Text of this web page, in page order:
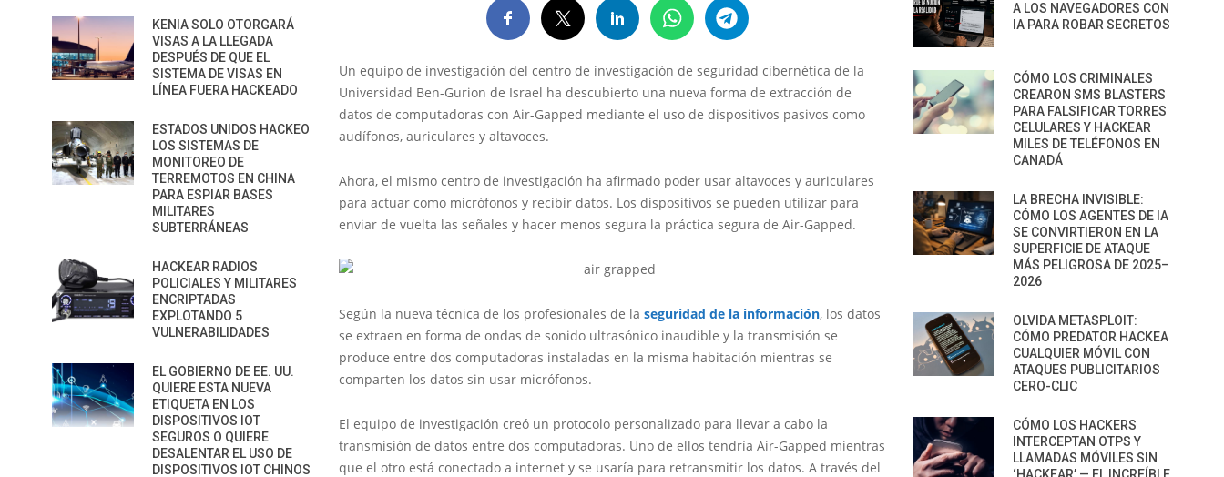
Un equipo de investigación del centro de investigación de seguridad cibernética de la
Universidad Ben-Gurion de Israel ha descubierto una nueva forma de extracción de
datos de computadoras con Air-Gapped mediante el uso de dispositivos pasivos como
audífonos, auriculares y altavoces.
Ahora, el mismo centro de investigación ha afirmado poder usar altavoces y auriculares
para actuar como micrófonos y recibir datos. Los dispositivos se pueden utilizar para
enviar de vuelta las señales y hacer menos segura la práctica segura de Air-Gapped.
Según la nueva técnica de los profesionales de la seguridad de la información, los datos
se extraen en forma de ondas de sonido ultrasónico inaudible y la transmisión se
produce entre dos computadoras instaladas en la misma habitación mientras se
comparten los datos sin usar micrófonos.
El equipo de investigación creó un protocolo personalizado para llevar a cabo la
transmisión de datos entre dos computadoras. Uno de ellos tendría Air-Gapped mientras
que el otro está conectado a internet y se usaría para retransmitir los datos. A través del
KENIA SOLO OTORGARÁ
VISAS A LA LLEGADA
DESPUÉS DE QUE EL
SISTEMA DE VISAS EN
LÍNEA FUERA HACKEADO
ESTADOS UNIDOS HACKEO
LOS SISTEMAS DE
MONITOREO DE
TERREMOTOS EN CHINA
PARA ESPIAR BASES
MILITARES
SUBTERRÁNEAS
HACKEAR RADIOS
POLICIALES Y MILITARES
ENCRIPTADAS
EXPLOTANDO 5
VULNERABILIDADES
EL GOBIERNO DE EE. UU.
QUIERE ESTA NUEVA
ETIQUETA EN LOS
DISPOSITIVOS IOT
SEGUROS O QUIERE
DESALENTAR EL USO DE
DISPOSITIVOS IOT CHINOS
A LOS NAVEGADORES CON
IA PARA ROBAR SECRETOS
CÓMO LOS CRIMINALES
CREARON SMS BLASTERS
PARA FALSIFICAR TORRES
CELULARES Y HACKEAR
MILES DE TELÉFONOS EN
CANADÁ
LA BRECHA INVISIBLE:
CÓMO LOS AGENTES DE IA
SE CONVIRTIERON EN LA
SUPERFICIE DE ATAQUE
MÁS PELIGROSA DE 2025–
2026
OLVIDA METASPLOIT:
CÓMO PREDATOR HACKEA
CUALQUIER MÓVIL CON
ATAQUES PUBLICITARIOS
CERO-CLIC
CÓMO LOS HACKERS
INTERCEPTAN OTPS Y
LLAMADAS MÓVILES SIN